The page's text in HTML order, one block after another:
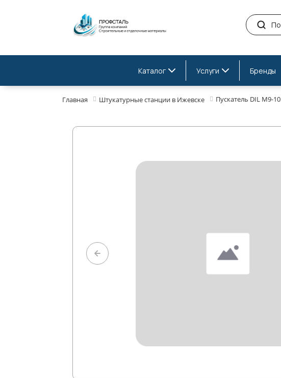
Каталог Услуги Бренды
Главная Штукатурные станции в Ижевске Пускатель DIL M9-10